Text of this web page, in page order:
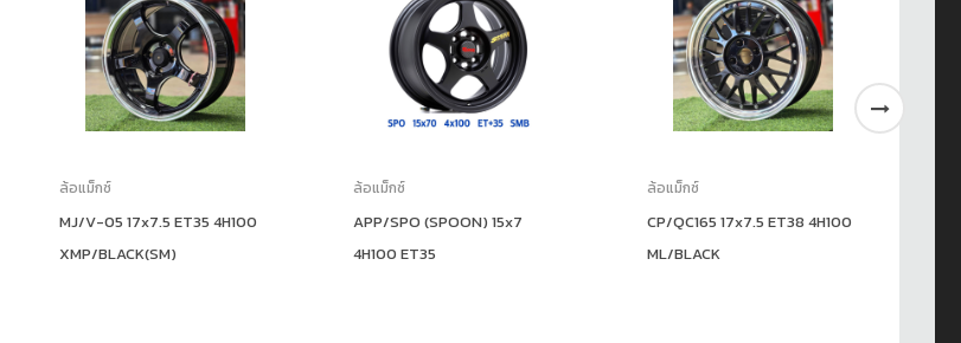
ล้อแม็กซ์
MJ/V-05 17x7.5 ET35 4H100
XMP/BLACK(SM)
ล้อแม็กซ์
APP/SPO (SPOON) 15x7
4H100 ET35
ล้อแม็กซ์
CP/QC165 17x7.5 ET38 4H100
ML/BLACK